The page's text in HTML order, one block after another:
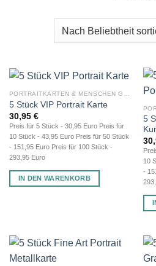
5 Stück VIP Portrait Karte
30,95 €
Preis für 5 Stück - 30,95 Euro Preis für
10 Stück - 43,95 Euro Preis für 50 Stück
- 151,95 Euro Preis für 100 Stück -
293,95 Euro
IN DEN WARENKORB
5
10
-